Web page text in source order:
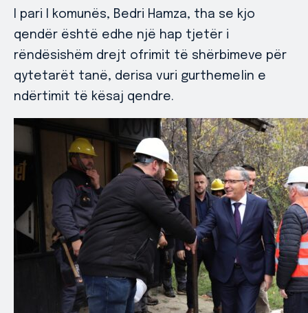
I pari I komunës, Bedri Hamza, tha se kjo
qendër është edhe një hap tjetër i
rëndësishëm drejt ofrimit të shërbimeve për
qytetarët tanë, derisa vuri gurthemelin e
ndërtimit të kësaj qendre.